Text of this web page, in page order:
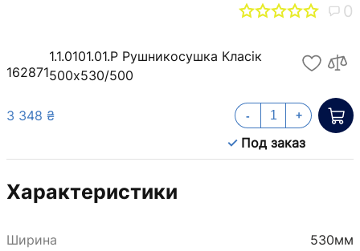
0
162871
1.1.0101.01.P Рушникосушка Класік
500х530/500
3 348 ₴
Под заказ
- +
Характеристики
Ширина
530мм